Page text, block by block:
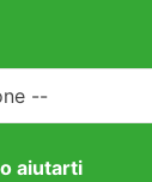
aiutarti